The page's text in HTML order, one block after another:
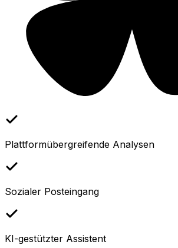
Plattformübergreifende Analysen
Sozialer Posteingang
KI-gestützter Assistent